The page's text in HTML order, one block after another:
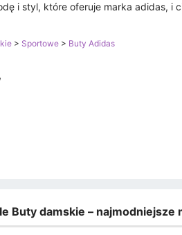
i styl, które oferuje marka adidas, i
> Sportowe > Buty Adidas
Buty damskie –